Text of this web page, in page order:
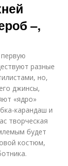
–,
разные
но,
джинсы,
«ядро»
карандаш и
творческая
будет
костюм,